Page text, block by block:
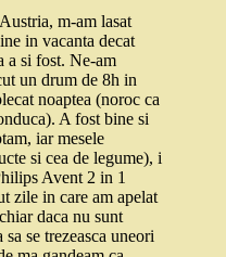
m-am lasat
in vacanta decat
a si fost. Ne-am
un drum de 8h in
noaptea (noroc ca
A fost bine si
iar mesele
si cea de legume), i
Avent 2 in 1
zile in care am apelat
daca nu sunt
se trezeasca uneori